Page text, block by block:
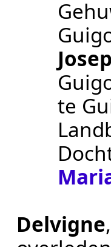
te
Delvigne,